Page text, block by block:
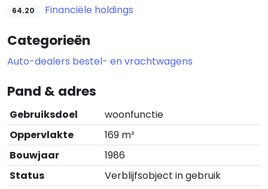
64.20 Financiële holdings
Categorieën
Auto-dealers bestel- en vrachtwagens
Pand & adres
Gebruiksdoel
woonfunctie
Oppervlakte
169 m²
Bouwjaar
1986
Status
Verblijfsobject in gebruik